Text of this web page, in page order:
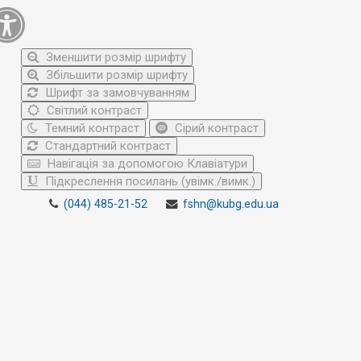
Зменшити розмір шрифту
Збільшити розмір шрифту
Шрифт за замовчуванням
Світлий контраст
Темний контраст
Сірий контраст
Стандартний контраст
Навігація за допомогою Клавіатури
Підкреслення посилань (увімк./вимк.)
(044) 485-21-52 fshn@kubg.edu.ua